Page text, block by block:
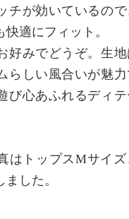
チが効いているの
適にフィット。
好みでどうぞ。生
らしい風合いが魅
び心あふれるディ
はトップスMサイ
した。